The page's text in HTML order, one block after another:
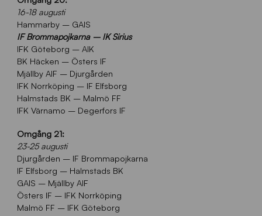
16-18 augusti
Hammarby – GAIS
IF Brommapojkarna – IK Sirius
IFK Göteborg – AIK
BK Häcken – Östers IF
Mjällby AIF – Djurgården
IFK Norrköping – IF Elfsborg
Halmstads BK – Malmö FF
IFK Värnamo – Degerfors IF
Omgång 21:
23-25 augusti
Djurgården – IF Brommapojkarna
IF Elfsborg – Halmstads BK
GAIS – Mjällby AIF
Östers IF – IFK Norrköping
Malmö FF – IFK Göteborg